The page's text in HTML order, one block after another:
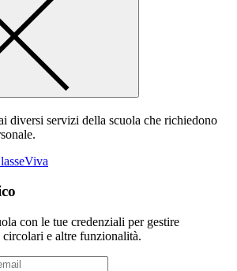
diversi servizi della scuola che richiedono
con le tue credenziali per gestire
e altre funzionalità.